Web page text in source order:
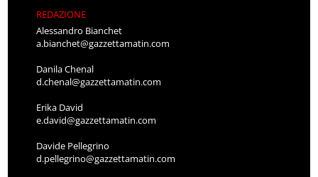
REDAZIONE
Alessandro Bianchet
a.bianchet@gazzettamatin.com
Danila Chenal
d.chenal@gazzettamatin.com
Erika David
e.david@gazzettamatin.com
Davide Pellegrino
d.pellegrino@gazzettamatin.com